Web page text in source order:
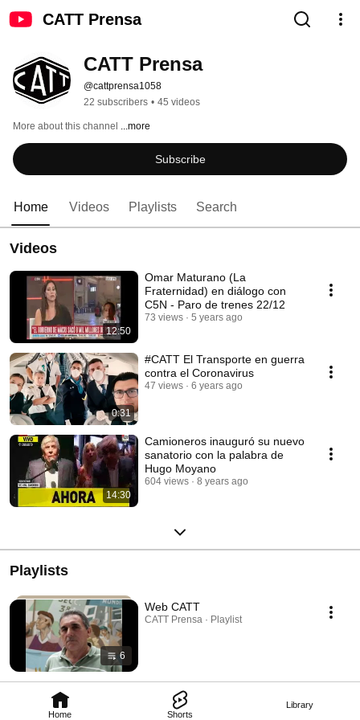
CATT Prensa
Home Shorts
Library
CATT Prensa
@cattprensa1058
22 subscribers • 45 videos
More about this channel ...more
Subscribe
Home Videos Playlists Search
Videos
12:50
Omar Maturano (La
Fraternidad) en diálogo con
C5N - Paro de trenes 22/12
73 views 5 years ago
0:31
#CATT El Transporte en guerra
contra el Coronavirus
47 views 6 years ago
14:30
Camioneros inauguró su nuevo
sanatorio con la palabra de
Hugo Moyano
604 views 8 years ago
Playlists
6
Web CATT
CATT Prensa · Playlist